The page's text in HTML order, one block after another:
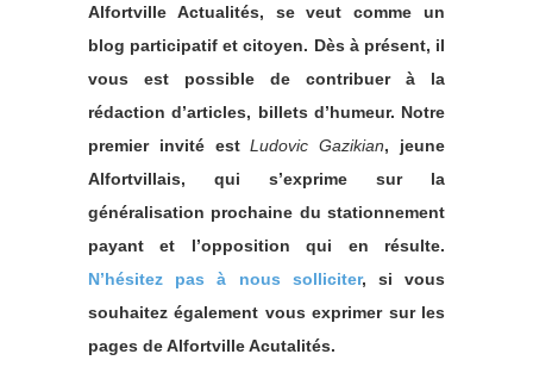
Alfortville Actualités, se veut comme un
blog participatif et citoyen. Dès à présent, il
vous est possible de contribuer à la
rédaction d’articles, billets d’humeur. Notre
premier invité estLudovic Gazikian, jeune
Alfortvillais, qui s’exprime sur la
généralisation prochaine du stationnement
payant et l’opposition qui en résulte.
N’hésitez pas à nous solliciter, si vous
souhaitez également vous exprimer sur les
pages de Alfortville Acutalités.